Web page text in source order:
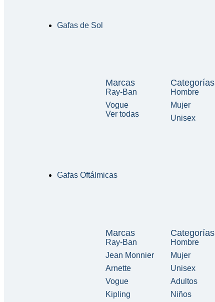
Gafas de Sol
Marcas
Ray-Ban
Vogue
Ver todas
Categorías
Hombre
Mujer
Unisex
Gafas Oftálmicas
Marcas
Ray-Ban
Jean Monnier
Arnette
Vogue
Kipling
Categorías
Hombre
Mujer
Unisex
Adultos
Niños